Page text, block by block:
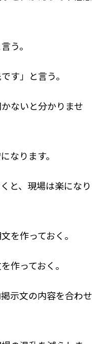
う。
す」と言う。
ないと分かりませ
なります。
と、現場は楽になり
を作っておく。
作っておく。
示文の内容を合わせ